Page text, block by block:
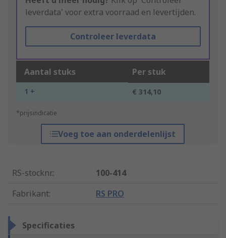
leverdata' voor extra voorraad en levertijden.
Controleer leverdata
Aantal stuks Per stuk
1 + € 314,10
*prijsindicatie
Voeg toe aan onderdelenlijst
RS-stocknr.:
100-414
Fabrikant: RS PRO
Specificaties